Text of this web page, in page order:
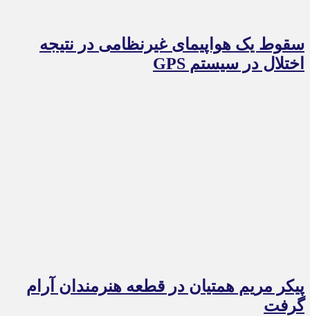
سقوط یک هواپیمای غیرنظامی در نتیجه
اختلال در سیستم‌ GPS
پیکر مریم همتیان در قطعه هنرمندان آرام
گرفت